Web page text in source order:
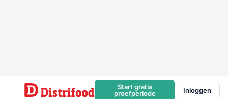
Start gratis
proefperiode
Inloggen